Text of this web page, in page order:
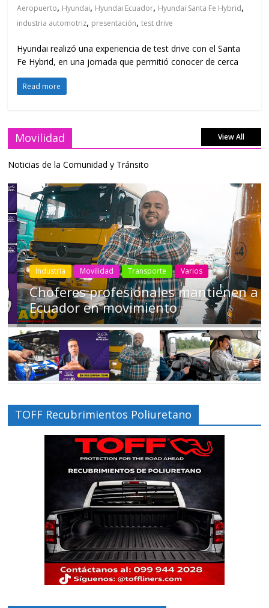
Aeropuerto, Hyundai, Hyundai Ecuador, Hyundai Santa Fe Hybrid,
industria automotriz, presentación,test drive
Hyundai realizó una experiencia de test drive con el Santa
Fe Hybrid, en una jornada que permitió conocer de cerca
Read more
Movilidad View All
Noticias de la Comunidad y Tránsito
Industria Movilidad Transporte Varios
Choferes profesionales mantienen a
Ecuador en movimiento
TOFF Recubrimientos Poliuretano